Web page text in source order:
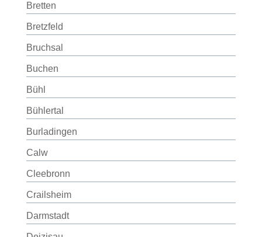
Bretten
Bretzfeld
Bruchsal
Buchen
Bühl
Bühlertal
Burladingen
Calw
Cleebronn
Crailsheim
Darmstadt